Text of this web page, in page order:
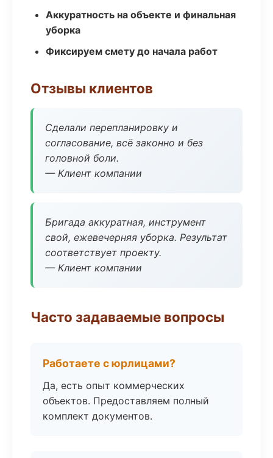
Аккуратность на объекте и финальная
уборка
Фиксируем смету до начала работ
Отзывы клиентов
Сделали перепланировку и
согласование, всё законно и без
головной боли.
— Клиент компании
Бригада аккуратная, инструмент
свой, ежевечерняя уборка. Результат
соответствует проекту.
— Клиент компании
Часто задаваемые вопросы
Работаете с юрлицами?
Да, есть опыт коммерческих
объектов. Предоставляем полный
комплект документов.